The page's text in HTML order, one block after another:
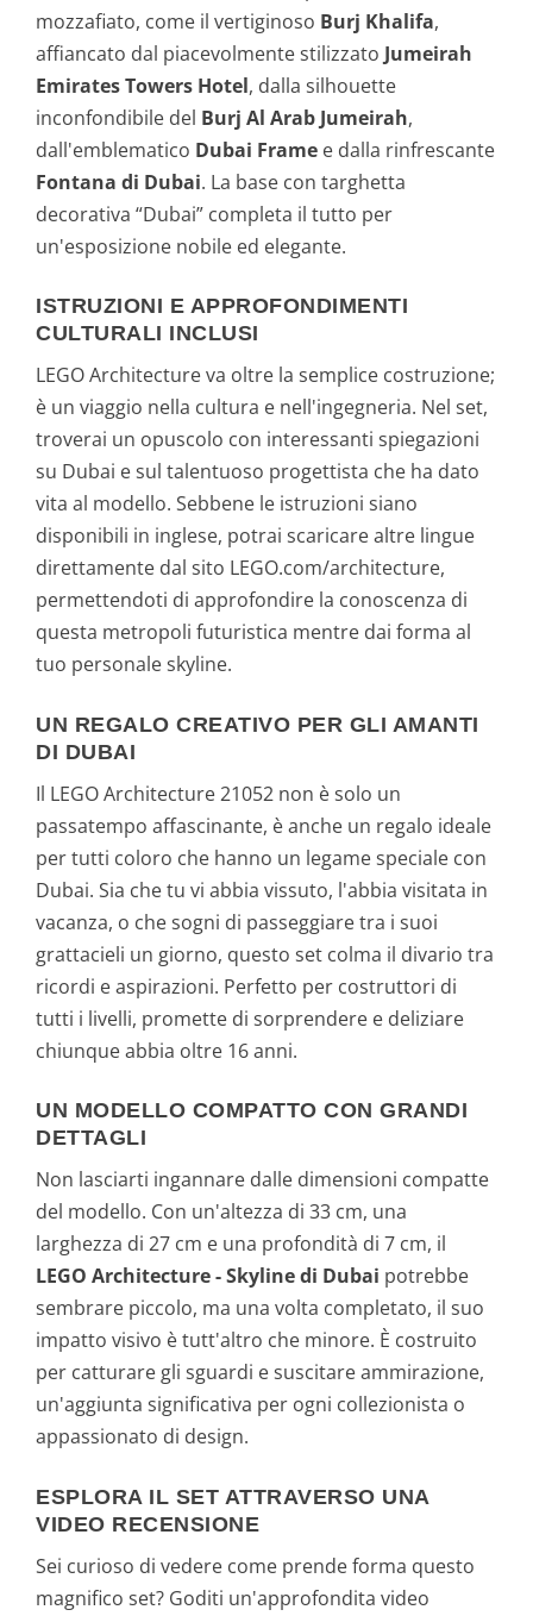
mozzafiato, come il vertiginoso Burj Khalifa,
affiancato dal piacevolmente stilizzato Jumeirah
Emirates Towers Hotel, dalla silhouette
inconfondibile del Burj Al Arab Jumeirah,
dall'emblematico Dubai Frame e dalla rinfrescante
Fontana di Dubai. La base con targhetta
decorativa “Dubai” completa il tutto per
un'esposizione nobile ed elegante.
ISTRUZIONI E APPROFONDIMENTI
CULTURALI INCLUSI
LEGO Architecture va oltre la semplice costruzione;
è un viaggio nella cultura e nell'ingegneria. Nel set,
troverai un opuscolo con interessanti spiegazioni
su Dubai e sul talentuoso progettista che ha dato
vita al modello. Sebbene le istruzioni siano
disponibili in inglese, potrai scaricare altre lingue
direttamente dal sito LEGO.com/architecture,
permettendoti di approfondire la conoscenza di
questa metropoli futuristica mentre dai forma al
tuo personale skyline.
UN REGALO CREATIVO PER GLI AMANTI
DI DUBAI
Il LEGO Architecture 21052 non è solo un
passatempo affascinante, è anche un regalo ideale
per tutti coloro che hanno un legame speciale con
Dubai. Sia che tu vi abbia vissuto, l'abbia visitata in
vacanza, o che sogni di passeggiare tra i suoi
grattacieli un giorno, questo set colma il divario tra
ricordi e aspirazioni. Perfetto per costruttori di
tutti i livelli, promette di sorprendere e deliziare
chiunque abbia oltre 16 anni.
UN MODELLO COMPATTO CON GRANDI
DETTAGLI
Non lasciarti ingannare dalle dimensioni compatte
del modello. Con un'altezza di 33 cm, una
larghezza di 27 cm e una profondità di 7 cm, il
LEGO Architecture - Skyline di Dubai potrebbe
sembrare piccolo, ma una volta completato, il suo
impatto visivo è tutt'altro che minore. È costruito
per catturare gli sguardi e suscitare ammirazione,
un'aggiunta significativa per ogni collezionista o
appassionato di design.
ESPLORA IL SET ATTRAVERSO UNA
VIDEO RECENSIONE
Sei curioso di vedere come prende forma questo
magnifico set? Goditi un'approfondita video